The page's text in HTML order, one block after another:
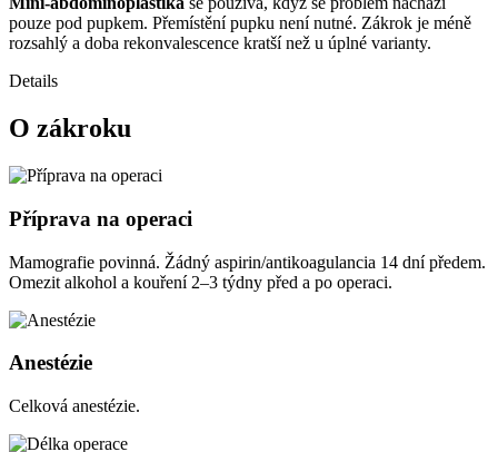
pouze pod pupkem. Přemístění pupku není nutné. Zákrok je méně
rozsahlý a doba rekonvalescence kratší než u úplné varianty.
Details
O zákroku
Příprava na operaci
Mamografie povinná. Žádný aspirin/antikoagulancia 14 dní předem.
Omezit alkohol a kouření 2–3 týdny před a po operaci.
Anestézie
Celková anestézie.